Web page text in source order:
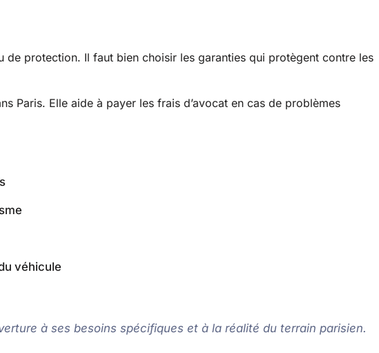
de protection. Il faut bien choisir les garanties qui protègent contre les
Paris. Elle aide à payer les frais d’avocat en cas de problèmes
véhicule
à ses besoins spécifiques et à la réalité du terrain parisien.